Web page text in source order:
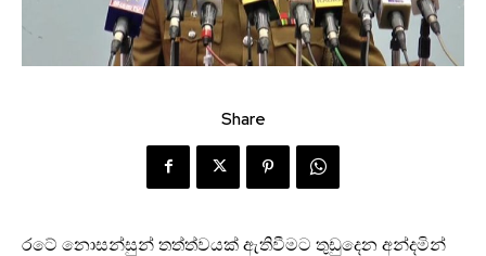
Share
රටේ නොසන්සුන් තත්ත්වයක් ඇතිවීමට තුඩුදෙන අන්දමින්